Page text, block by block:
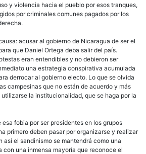
y violencia hacia el pueblo por esos tranques,
por criminales comunes pagados por los
acusar al gobierno de Nicaragua de ser el
que Daniel Ortega deba salir del país.
eran entendibles y no debieron ser
una estrategia conspirativa acumulada
derrocar al gobierno electo. Lo que se olvida
campesinas que no están de acuerdo y más
la institucionalidad, que se haga por la
fobia por ser presidentes en los grupos
primero deben pasar por organizarse y realizar
así el sandinismo se mantendrá como una
con una inmensa mayoría que reconoce el